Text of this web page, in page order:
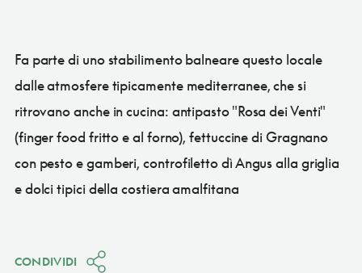
Fa parte di uno stabilimento balneare questo locale
dalle atmosfere tipicamente mediterranee, che si
ritrovano anche in cucina: antipasto "Rosa dei Venti"
(finger food fritto e al forno), fettuccine di Gragnano
con pesto e gamberi, controfiletto dì Angus alla griglia
e dolci tipici della costiera amalfitana
CONDIVIDI